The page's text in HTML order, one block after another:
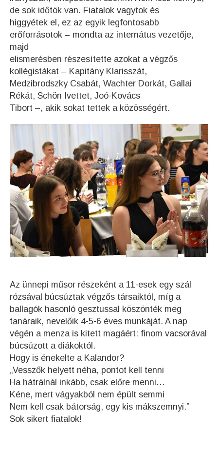
de sok időtök van. Fiatalok vagytok és
higgyétek el, ez az egyik legfontosabb
erőforrásotok – mondta az internátus vezetője,
majd
elismerésben részesítette azokat a végzős
kollégistákat – Kapitány Klarisszát,
Medzibrodszky Csabát, Wachter Dorkát, Gallai
Rékát, Schön Ivettet, Joó-Kovács
Tibort –, akik sokat tettek a közösségért.
Az ünnepi műsor részeként a 11-esek egy szál
rózsával búcsúztak végzős társaiktól, míg a
ballagók hasonló gesztussal köszönték meg
tanáraik, nevelőik 4-5-6 éves munkáját. A nap
végén a menza is kitett magáért: finom vacsorával
búcsúzott a diákoktól.
Hogy is énekelte a Kalandor?
„Vesszők helyett néha, pontot kell tenni
Ha hátrálnál inkább, csak előre menni…
Kéne, mert vágyakból nem épült semmi
Nem kell csak bátorság, egy kis mákszemnyi.”
Sok sikert fiatalok!